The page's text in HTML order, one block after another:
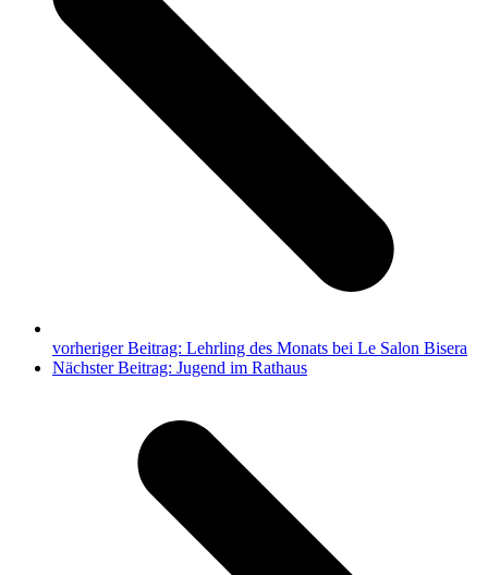
vorheriger Beitrag: Lehrling des Monats bei Le Salon Bisera
Nächster Beitrag: Jugend im Rathaus